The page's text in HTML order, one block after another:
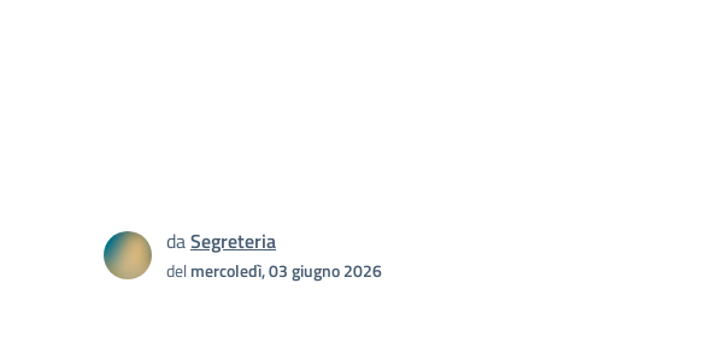
daSegreteria
delmercoledì, 03 giugno 2026